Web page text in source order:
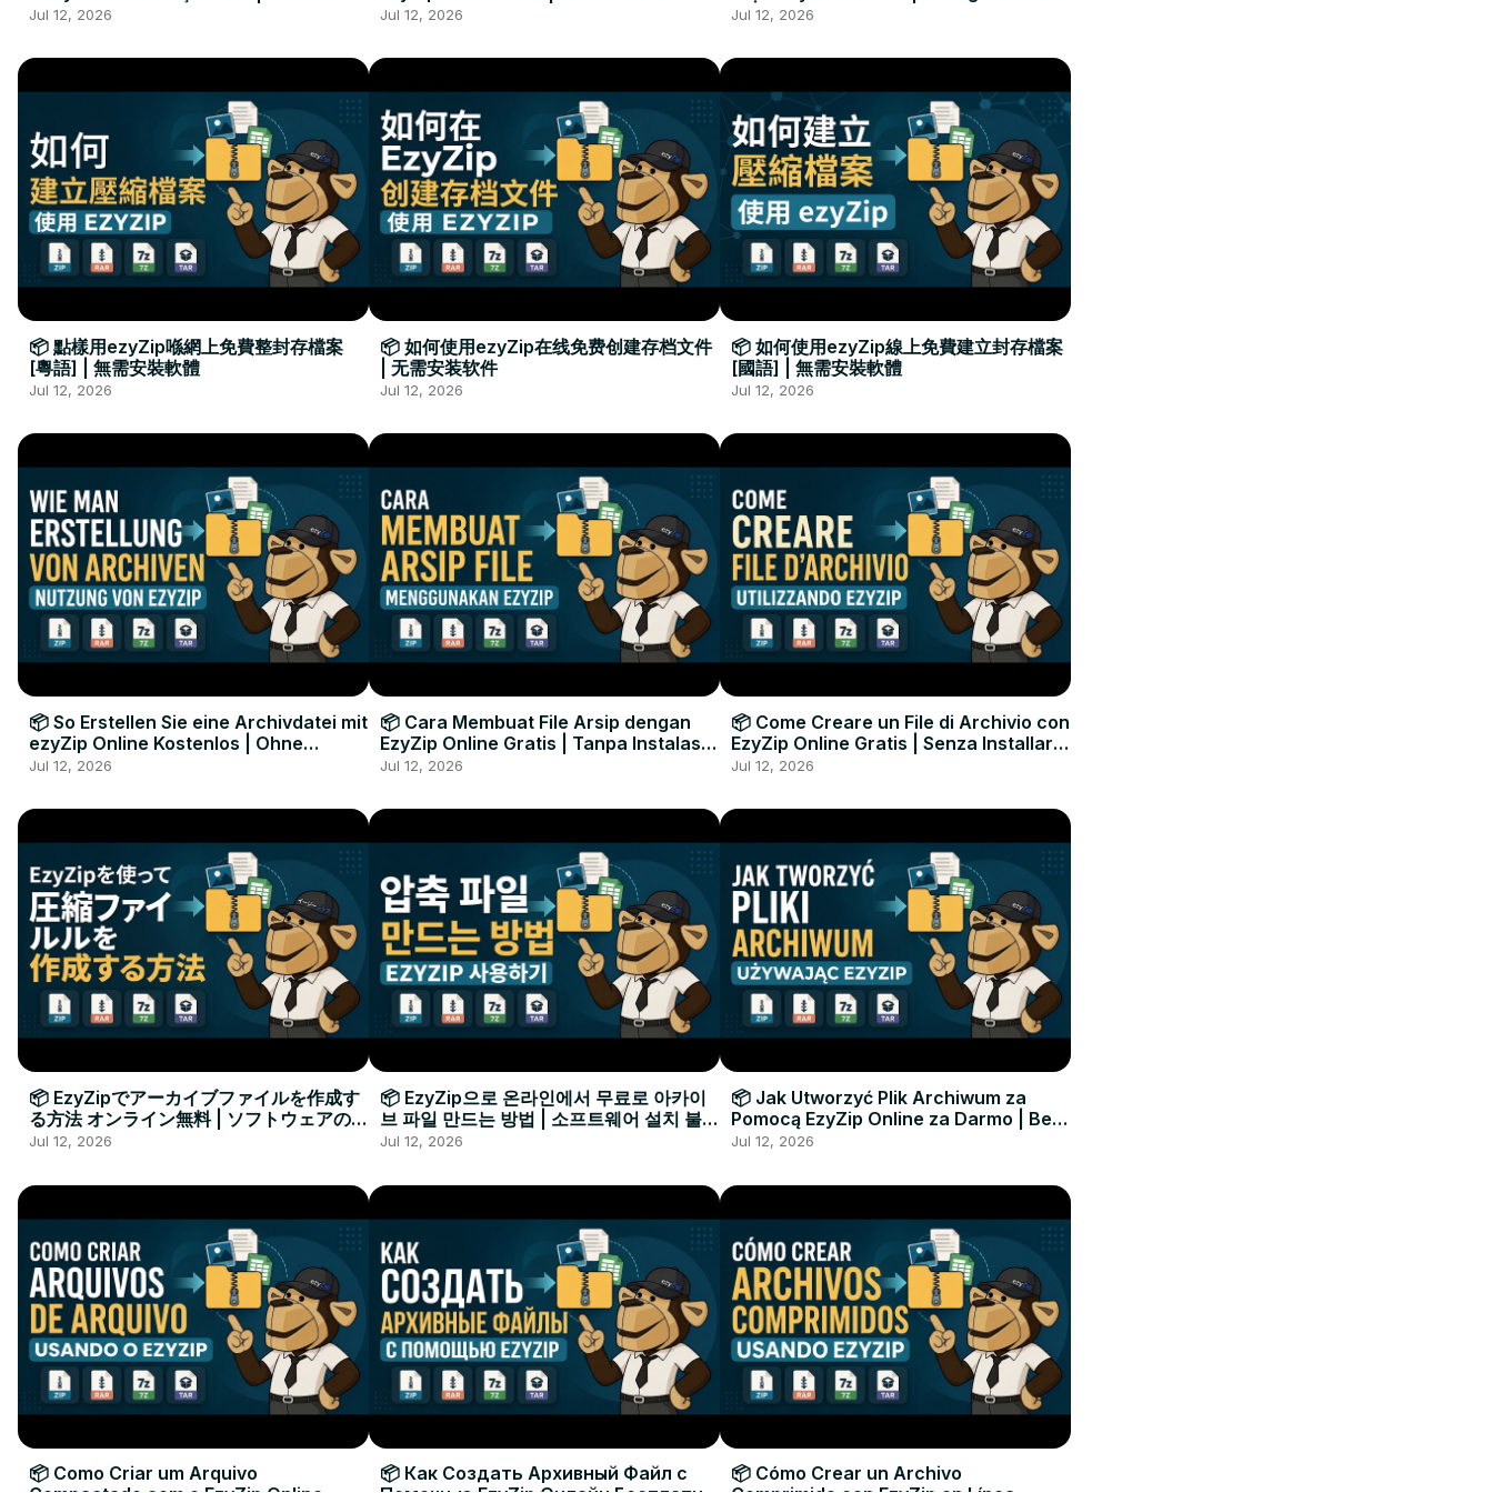
Kurulumu Gerekmez
Jul 12, 2026
Installation Required
Jul 12, 2026
Đặt Phần Mềm
Jul 12, 2026
📦 點樣用ezyZip喺網上免費整封存檔案
[粵語] | 無需安裝軟體
Jul 12, 2026
📦 如何使用ezyZip在线免费创建存档文件
| 无需安装软件
Jul 12, 2026
📦 如何使用ezyZip線上免費建立封存檔案
[國語] | 無需安裝軟體
Jul 12, 2026
📦 So Erstellen Sie eine Archivdatei mit
ezyZip Online Kostenlos | Ohne
Softwareinstallation
Jul 12, 2026
📦 Cara Membuat File Arsip dengan
EzyZip Online Gratis | Tanpa Instalasi
Perangkat Lunak
Jul 12, 2026
📦 Come Creare un File di Archivio con
EzyZip Online Gratis | Senza Installare
Software
Jul 12, 2026
📦 EzyZipでアーカイブファイルを作成す
る方法 オンライン無料 | ソフトウェアのイ
ンストール不要
Jul 12, 2026
📦 EzyZip으로 온라인에서 무료로 아카이
브 파일 만드는 방법 | 소프트웨어 설치 불필
요
Jul 12, 2026
📦 Jak Utworzyć Plik Archiwum za
Pomocą EzyZip Online za Darmo | Bez
Instalacji Oprogramowania
Jul 12, 2026
📦 Como Criar um Arquivo
📦 Как Создать Архивный Файл с
📦 Cómo Crear un Archivo